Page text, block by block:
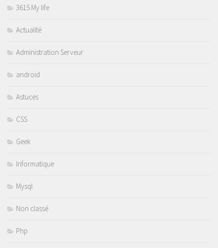
3615 My life
Actualité
Administration Serveur
android
Astuces
CSS
Geek
Informatique
Mysql
Non classé
Php